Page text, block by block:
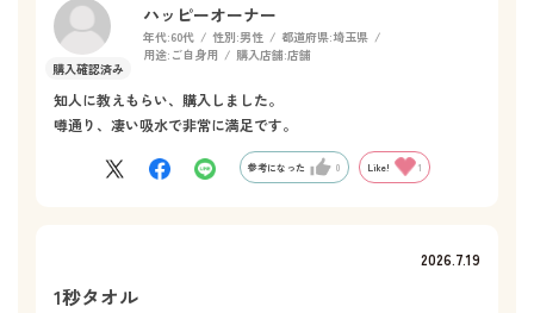
ハッピーオーナー
年代:60代 性別:男性 都道府県:埼玉県
用途: ご自身用 購入店舗:店舗
知人に教えもらい、購入しました。
噂通り、凄い吸水で非常に満足です。
参考になった 0 Like! 1
2026.7.19
1秒タオル